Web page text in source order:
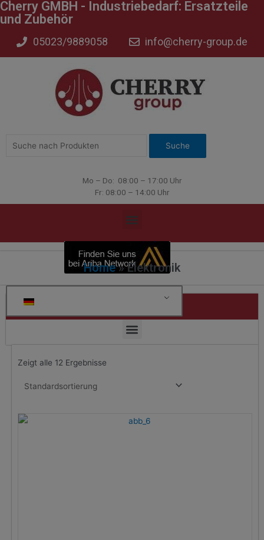
Cherry GMBH - Industriebedarf: Ersatzteile
und Zubehör
05023/9889058 info@cherry-group.de
Mo – Do: 08:00 – 17:00 Uhr
Fr: 08:00 – 14:00 Uhr
Home»Elektronik
Kategorien
Zeigt alle 12 Ergebnisse